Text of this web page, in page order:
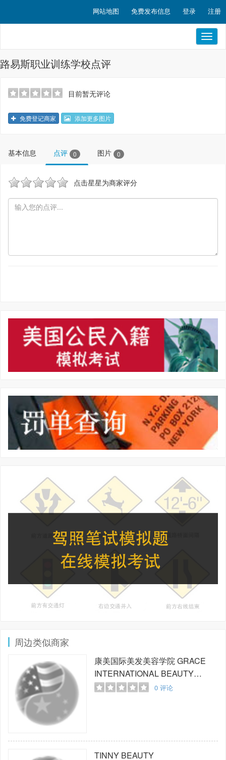
网站地图 免费发布信息 登录 注册
路易斯职业训练学校点评
目前暂无评论
免费登记商家 添加更多图片
基本信息 点评 0 图片 0
点击星星为商家评分
周边类似商家
康美国际美发美容学院GRACE
INTERNATIONAL BEAUTY
SCHOOL
0评论
TINNY BEAUTY